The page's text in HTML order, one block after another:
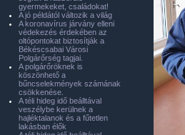
gyermekeket, családokat!
A jó példától változik a világ
A koronavírus járvány elleni
védekezés érdekében az
oltópontokat biztosítják a
Békéscsabai Városi
Polgárőrség tagjai.
A polgárőröknek is
köszönhető a
bűncselekmények számának
csökkenése.
A téli hideg idő beálltával
veszélybe kerülnek a
hajléktalanok és a fűtetlen
lakásban élők